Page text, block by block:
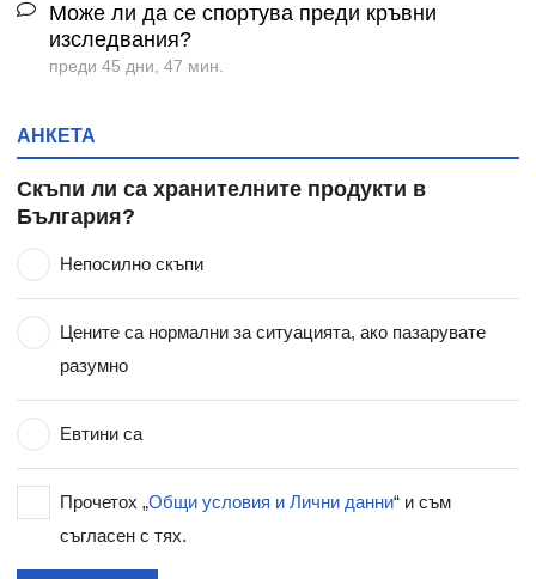
Може ли да се спортува преди кръвни
изследвания?
преди 45 дни, 47 мин.
АНКЕТА
Скъпи ли са хранителните продукти в
България?
Непосилно скъпи
Цените са нормални за ситуацията, ако пазарувате
разумно
Евтини са
Прочетох „Общи условия и Лични данни“ и съм
съгласен с тях.